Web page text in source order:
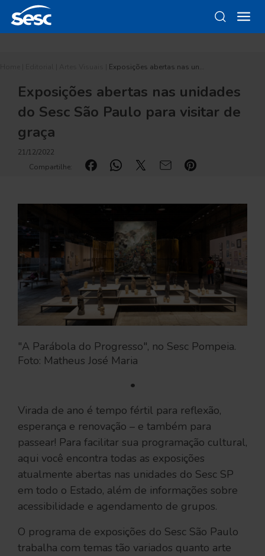
Exposições abertas nas un…
Exposições abertas nas unidades
do Sesc São Paulo para visitar de
graça
21/12/2022
Compartilhe:
"A Parábola do Progresso", no Sesc Pompeia.
Foto: Matheus José Maria
•
Virada de ano é tempo fértil para reflexão,
esperança e renovação – e também para
passear! Para facilitar sua programação cultural,
aqui você encontra todas as exposições
atualmente abertas nas unidades do Sesc SP
em todo o Estado, além de informações sobre
acessibilidade e agendamento de grupos.
O programa de exposições do Sesc São Paulo
trabalha com temas tão variados quanto arte